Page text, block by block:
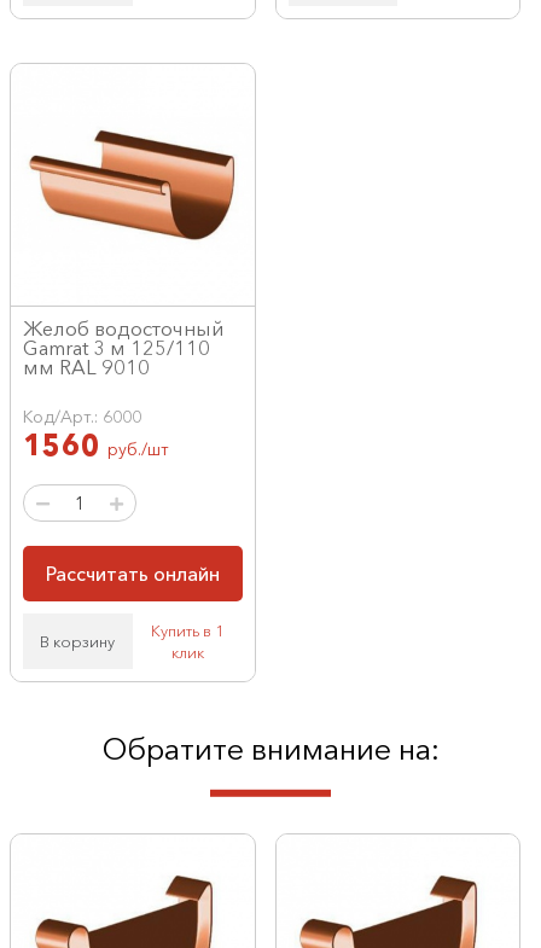
Желоб водосточный
Gamrat 3 м 125/110
мм RAL 9010
Код/Арт.: 6000
1560 руб./шт
Рассчитать онлайн
В корзину
Купить в 1
клик
Обратите внимание на: